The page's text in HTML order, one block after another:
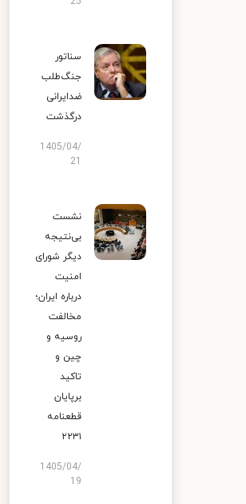
سناتور
جنگ‌طلب
ضدایرانی
درگذشت
1405/04/
نشست
بی‌نتیجه
دیگر شورای
امنیت
درباره ایران؛
مخالفت
روسیه و
چین و
تاکید
برپایان
قطعنامه
۲۲۳۱
1405/04/
19